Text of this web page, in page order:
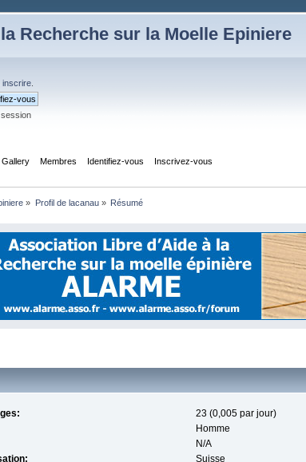
Recherche sur la Moelle Epiniere
inscrire
Gallery Membres Identifiez-vous Inscrivez-vous
» Profil de lacanau» Résumé
23 (0,005 par jour)
Homme
N/A
Suisse